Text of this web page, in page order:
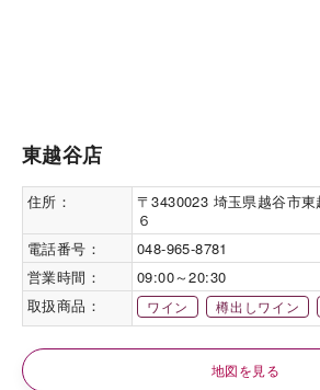
東越谷店
住所：
〒3430023 埼玉県越谷市
６
電話番号：
048-965-8781
営業時間：
09:00～20:30
取扱商品：
ワイン 樽出しワイン
地図を見る